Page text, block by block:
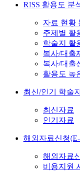
RISS 활용도 분
자료 현황
주제별 활
학술지 활
복사/대출
복사/대출
활용도 높
최신/인기 학술
최신자료
인기자료
해외자료신청
해외자료
비용지원